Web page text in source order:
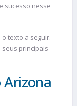
sucesso nesse
texto a seguir.
seus principais
Arizona